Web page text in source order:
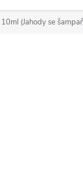
(Jahody se